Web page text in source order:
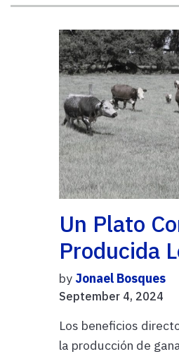
Un Plato
Producida
by Jonael Bosques
September 4, 2024
Los beneficios
la producción de